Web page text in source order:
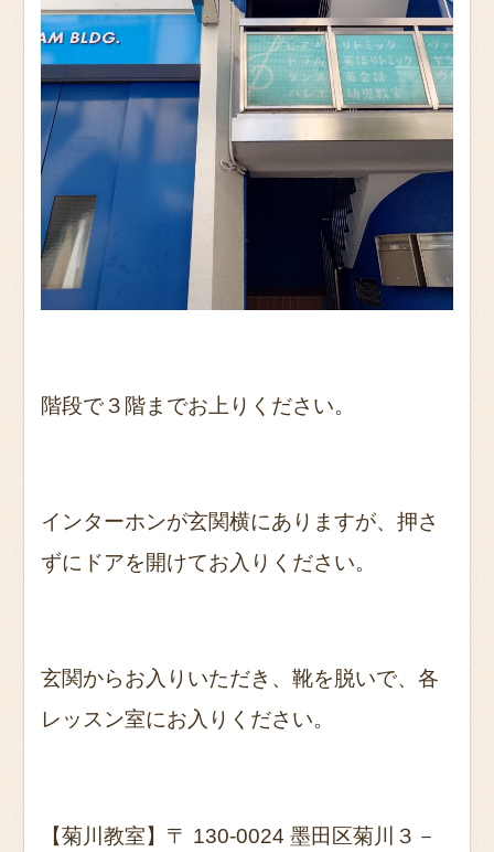
階段で３階までお上りください。
インターホンが玄関横にありますが、押さ
ずにドアを開けてお入りください。
玄関からお入りいただき、靴を脱いで、各
レッスン室にお入りください。
【菊川教室】 〒 130-0024 墨田区菊川３－